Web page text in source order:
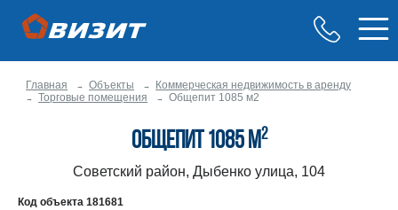
Главная Объекты
Коммерческая недвижимость в аренду
Торговые помещения
Общепит 1085 м2
Общепит 1085 м2
Советский район, Дыбенко улица, 104
Код объекта 181681